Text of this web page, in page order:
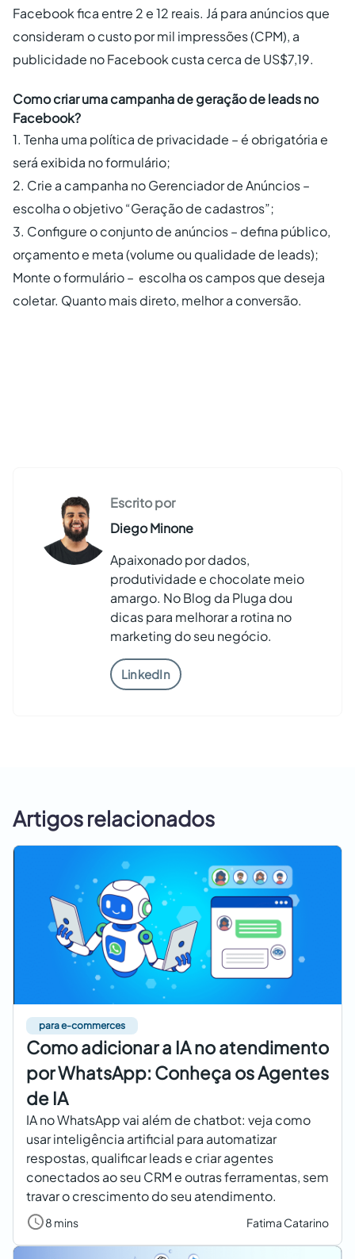
Facebook fica entre 2 e 12 reais. Já para anúncios que
consideram o custo por mil impressões (CPM), a
publicidade no Facebook custa cerca de US$7,19.
Como criar uma campanha de geração de leads no
Facebook?
1. Tenha uma política de privacidade – é obrigatória e
será exibida no formulário;
2. Crie a campanha no Gerenciador de Anúncios –
escolha o objetivo “Geração de cadastros”;
3. Configure o conjunto de anúncios – defina público,
orçamento e meta (volume ou qualidade de leads);
Monte o formulário – escolha os campos que deseja
coletar. Quanto mais direto, melhor a conversão.
Escrito por
Diego Minone
Apaixonado por dados,
produtividade e chocolate meio
amargo. No Blog da Pluga dou
dicas para melhorar a rotina no
marketing do seu negócio.
LinkedIn
Artigos relacionados
para e-commerces
Como adicionar a IA no atendimento
por WhatsApp: Conheça os Agentes
de IA
IA no WhatsApp vai além de chatbot: veja como
usar inteligência artificial para automatizar
respostas, qualificar leads e criar agentes
conectados ao seu CRM e outras ferramentas, sem
travar o crescimento do seu atendimento.
8 mins Fatima Catarino